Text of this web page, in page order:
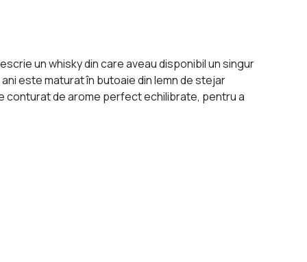
un whisky din care aveau disponibil un singur
este maturat în butoaie din lemn de stejar
conturat de arome perfect echilibrate, pentru a